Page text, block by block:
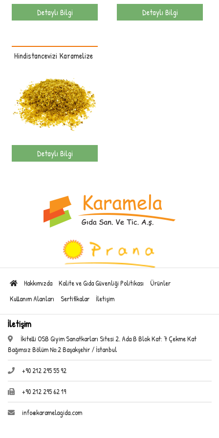
Detaylı Bilgi Detaylı Bilgi
Hindistancevizi Karamelize
Detaylı Bilgi
Hakkımızda Kalite ve Gıda Güvenliği Politikası
Ürünler
Kullanım Alanları
Sertifikalar İletişim
İletişim
İkitelli OSB Giyim Sanatkarları Sitesi 2. Ada B Blok Kat: 7 Çekme Kat
Bağımsız Bölüm No:2 Başakşehir / İstanbul
+90 212 295 55 92
+90 212 295 62 19
info@karamelagida.com